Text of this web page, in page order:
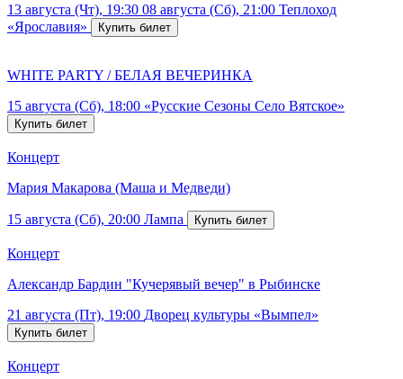
13 августа (Чт), 19:30 08 августа (Сб), 21:00 Теплоход
«Ярославия»
WHITE PARTY / БЕЛАЯ ВЕЧЕРИНКА
15 августа (Сб), 18:00 «Русские Сезоны Село Вятское»
Концерт
Мария Макарова (Маша и Медведи)
15 августа (Сб), 20:00 Лампа
Концерт
Александр Бардин "Кучерявый вечер" в Рыбинске
21 августа (Пт), 19:00 Дворец культуры «Вымпел»
Концерт